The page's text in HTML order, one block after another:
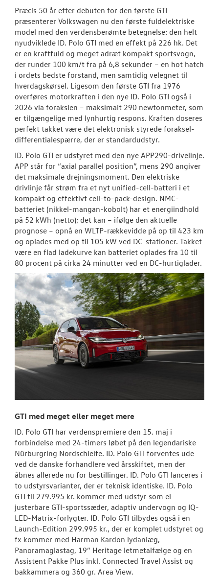
Præcis 50 år efter debuten for den første GTI
præsenterer Volkswagen nu den første fuldelektriske
model med den verdensberømte betegnelse: den helt
nyudviklede ID. Polo GTI med en effekt på 226 hk. Det
er en kraftfuld og meget adræt kompakt sportsvogn,
der runder 100 km/t fra på 6,8 sekunder – en hot hatch
i ordets bedste forstand, men samtidig velegnet til
hverdagskørsel. Ligesom den første GTI fra 1976
overføres motorkraften i den nye ID. Polo GTI også i
2026 via forakslen – maksimalt 290 newtonmeter, som
er tilgængelige med lynhurtig respons. Kraften doseres
perfekt takket være det elektronisk styrede foraksel-
differentialespærre, der er standardudstyr.
ID. Polo GTI er udstyret med den nye APP290-drivelinje.
APP står for “axial parallel position”, mens 290 angiver
det maksimale drejningsmoment. Den elektriske
drivlinje får strøm fra et nyt unified-cell-batteri i et
kompakt og effektivt cell-to-pack-design. NMC-
batteriet (nikkel-mangan-kobolt) har et energiindhold
på 52 kWh (netto); det kan – ifølge den aktuelle
prognose – opnå en WLTP-rækkevidde på op til 423 km
og oplades med op til 105 kW ved DC-stationer. Takket
være en flad ladekurve kan batteriet oplades fra 10 til
80 procent på cirka 24 minutter ved en DC-hurtiglader.
GTI med meget eller meget mere
ID. Polo GTI har verdenspremiere den 15. maj i
forbindelse med 24-timers løbet på den legendariske
Nürburgring Nordschleife. ID. Polo GTI forventes ude
ved de danske forhandlere ved årsskiftet, men der
åbnes allerede nu for bestillinger. ID. Polo GTI lanceres i
to udstyrsvarianter, der er teknisk identiske. ID. Polo
GTI til 279.995 kr. kommer med udstyr som el-
justerbare GTI-sportssæder, adaptiv undervogn og IQ-
LED-Matrix-forlygter. ID. Polo GTI tilbydes også i en
Launch-Edition 299.995 kr., der er komplet udstyret og
fx kommer med Harman Kardon lydanlæg,
Panoramaglastag, 19” Heritage letmetalfælge og en
Assistent Pakke Plus inkl. Connected Travel Assist og
bakkammera og 360 gr. Area View.